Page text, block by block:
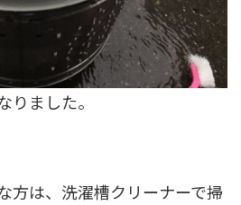
りました。
方は、洗濯槽クリーナーで掃